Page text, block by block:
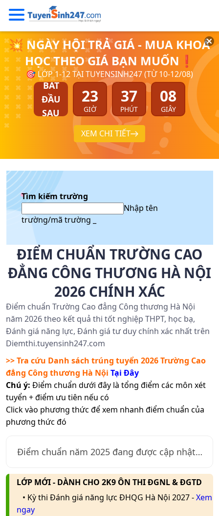
💥 NGÀY HỘI TRẢ GIÁ - MUA KHOÁ
HỌC THEO GIÁ BẠN MUỐN❗
🎯 LỚP 1-12 TẠI TUYENSINH247 (TỪ 10-12/08)
BẮT
ĐẦU
SAU
23
GIỜ
37
PHÚT
08
GIÂY
XEM CHI TIẾT
Tìm kiếm trường
Nhập tên
trường/mã trường _
ĐIỂM CHUẨN TRƯỜNG CAO
ĐẲNG CÔNG THƯƠNG HÀ NỘI
2026 CHÍNH XÁC
Điểm chuẩn Trường Cao đẳng Công thương Hà Nội
năm 2026 theo kết quả thi tốt nghiệp THPT, học bạ,
Đánh giá năng lực, Đánh giá tư duy chính xác nhất trên
Diemthi.tuyensinh247.com
>> Tra cứu Danh sách trúng tuyển 2026Trường Cao
đẳng Công thương Hà Nội Tại Đây
Chú ý: Điểm chuẩn dưới đây là tổng điểm các môn xét
tuyển + điểm ưu tiên nếu có
Click vào phương thức để xem nhanh điểm chuẩn của
phương thức đó
Điểm chuẩn năm 2025đang được cập nhật…
LỚP MỚI - DÀNH CHO 2K9 ÔN THI ĐGNL & ĐGTD
• Kỳ thi Đánh giá năng lực ĐHQG Hà Nội 2027 -Xem
ngay